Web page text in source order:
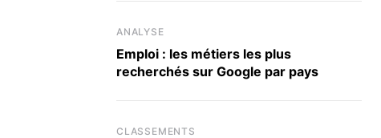
ANALYSE
Emploi : les métiers les plus
recherchés sur Google par pays
CLASSEMENTS